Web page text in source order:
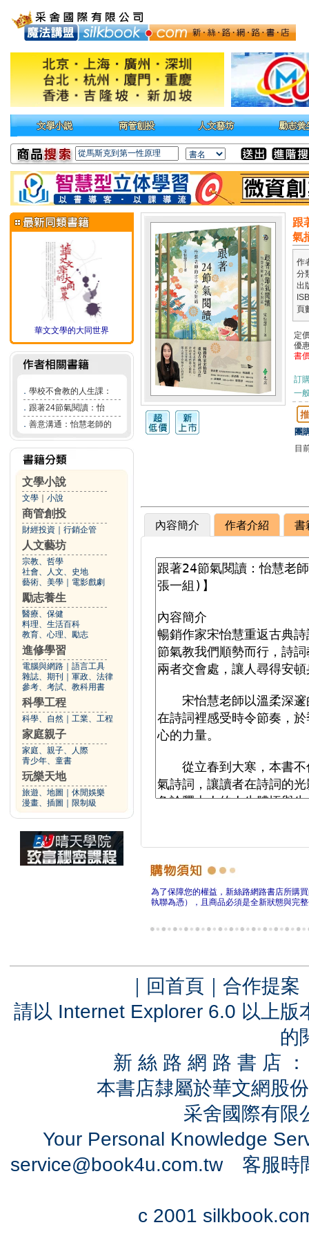
華文文學的大同世界
． 學校不會教的人生課：
． 跟著24節氣閱讀：怡
． 善意溝通：怡慧老師的
文學小說
文學 小說
商管創投
財經投資 行銷企管
人文藝坊
宗教、哲學
社會、人文、史地
藝術、美學
電影戲劇
勵志養生
醫療、保健
料理、生活百科
教育、心理、勵志
進修學習
電腦與網路
語言工具
雜誌、期刊
軍政、法律
參考、考試、教科用書
科學工程
科學、自然 工業、工程
家庭親子
家庭、親子、人際
青少年、童書
玩樂天地
旅遊、地圖
休閒娛樂
漫畫、插圖
限制級
跟
氣
作
分
出
頁
定
優
書
訂
一
團
目
內容簡介 作者介紹 書
為了保障您的權益，新絲路網路書店所購
執聯為憑），且商品必須是全新狀態與完
｜ 回首頁 ｜ 合作提案
請以 Internet Explorer 6.0 以上
的
新 絲 路 網 路 書 店
本書店隸屬於華文網股
采舍國際有
Your Personal Knowledge
service@book4u.com.tw客服時
c 2001